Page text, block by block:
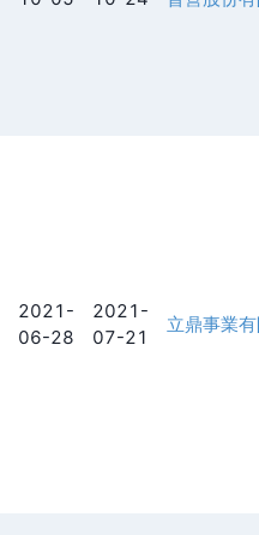
2021-
06-28
2021-
07-21
立鼎事業